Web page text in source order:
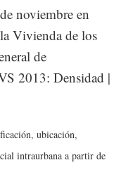
noviembre en
Vivienda de los
de
2013: Densidad |
ubicación,
intraurbana a partir de